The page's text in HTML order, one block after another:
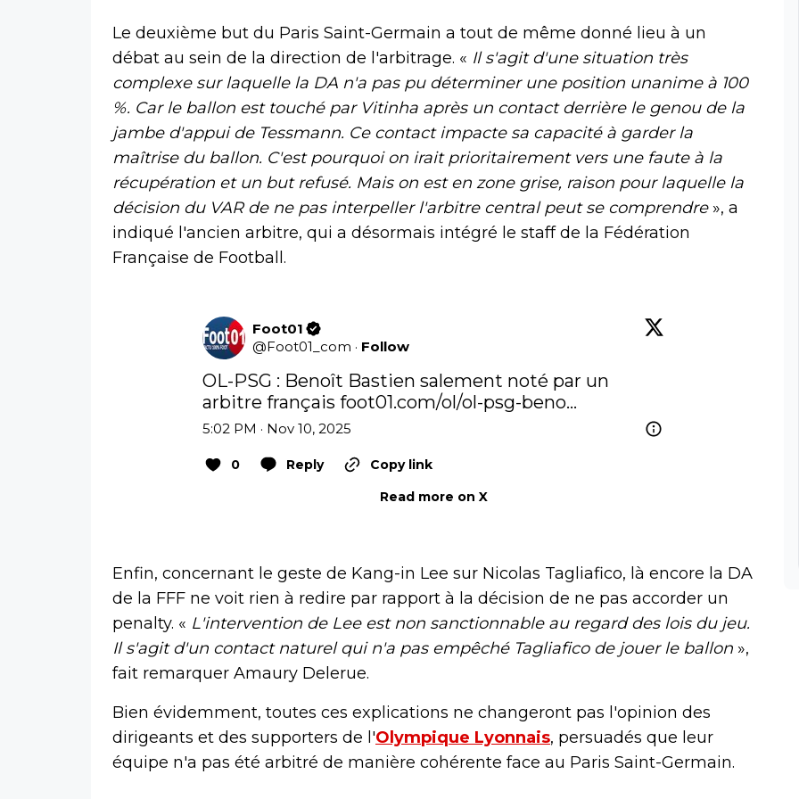
Le deuxième but du Paris Saint-Germain a tout de même donné lieu à un
débat au sein de la direction de l'arbitrage. « Il s'agit d'une situation très
complexe sur laquelle la DA n'a pas pu déterminer une position unanime à 100
%. Car le ballon est touché par Vitinha après un contact derrière le genou de la
jambe d'appui de Tessmann. Ce contact impacte sa capacité à garder la
maîtrise du ballon. C'est pourquoi on irait prioritairement vers une faute à la
récupération et un but refusé. Mais on est en zone grise, raison pour laquelle la
décision du VAR de ne pas interpeller l'arbitre central peut se comprendre », a
indiqué l'ancien arbitre, qui a désormais intégré le staff de la Fédération
Française de Football.
Foot01
@Foot01_com · Follow
OL-PSG : Benoît Bastien salement noté par un
arbitre français foot01.com/ol/ol-psg-beno…
5:02 PM · Nov 10, 2025
0 Reply
Copy link
Read more on X
Enfin, concernant le geste de Kang-in Lee sur Nicolas Tagliafico, là encore la DA
de la FFF ne voit rien à redire par rapport à la décision de ne pas accorder un
penalty. « L'intervention de Lee est non sanctionnable au regard des lois du jeu.
Il s'agit d'un contact naturel qui n'a pas empêché Tagliafico de jouer le ballon »,
fait remarquer Amaury Delerue.
Bien évidemment, toutes ces explications ne changeront pas l'opinion des
dirigeants et des supporters de l'Olympique Lyonnais, persuadés que leur
équipe n'a pas été arbitré de manière cohérente face au Paris Saint-Germain.